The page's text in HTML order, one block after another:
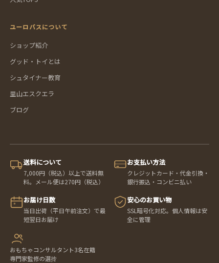
ユーロバスについて
ショップ紹介
グッド・トイとは
シュタイナー教育
里山エスクエラ
ブログ
送料について
7,000円（税込）以上で送料無
料。メール便は270円（税込）
お支払い方法
クレジットカード・代金引換・
銀行振込・コンビニ払い
お届け日数
当日出荷（平日午前注文）で最
短翌日お届け
安心のお買い物
SSL暗号化対応。個人情報は安
全に管理
おもちゃコンサルタント3名在籍
専門家監修の選抟